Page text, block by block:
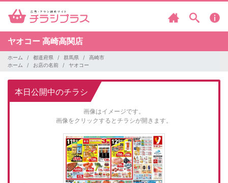
ヤオコー 高崎高関店
ホーム 都道府県 群馬県
高崎市
ホーム
お店の名前 ヤオコー
本日公開中のチラシ
画像はイメージです。
画像をクリックするとチラシが開きます。